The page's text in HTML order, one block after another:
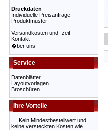
Druckdaten
Individuelle Preisanfrage
Produktmuster
Versandkosten und -zeit
Kontakt
�ber uns
Service
Datenblätter
Layoutvorlagen
Broschüren
Ihre Vorteile
Kein Mindestbestellwert und
keine versteckten Kosten wie